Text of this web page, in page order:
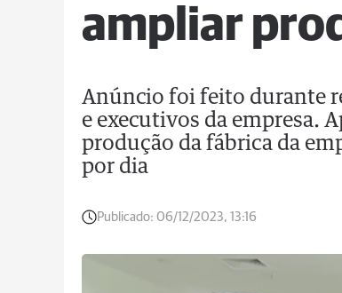
ampliar
Anúncio foi feito durante
e executivos da empresa.
produção da fábrica da
por dia
Publicado: 06/12/2023, 13:16